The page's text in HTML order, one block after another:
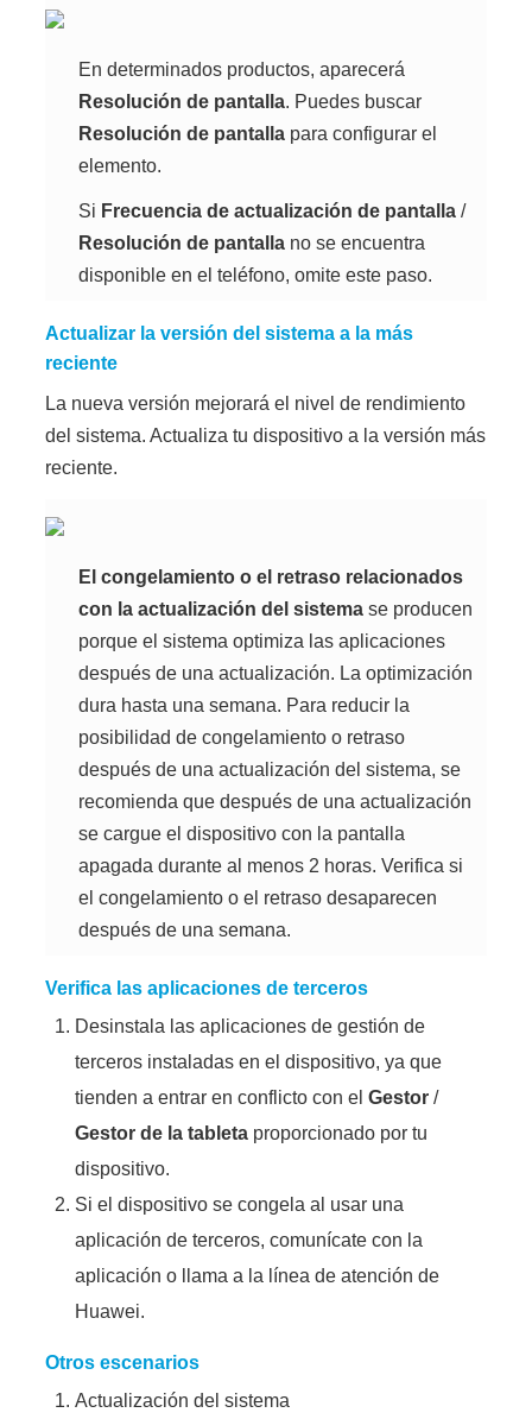
En determinados productos, aparecerá
Resolución de pantalla. Puedes buscar
Resolución de pantalla para configurar el
elemento.
Si Frecuencia de actualización de pantalla /
Resolución de pantalla no se encuentra
disponible en el teléfono, omite este paso.
Actualizar la versión del sistema a la más
reciente
La nueva versión mejorará el nivel de rendimiento
del sistema. Actualiza tu dispositivo a la versión más
reciente.
El congelamiento o el retraso relacionados
con la actualización del sistema se producen
porque el sistema optimiza las aplicaciones
después de una actualización. La optimización
dura hasta una semana. Para reducir la
posibilidad de congelamiento o retraso
después de una actualización del sistema, se
recomienda que después de una actualización
se cargue el dispositivo con la pantalla
apagada durante al menos 2 horas. Verifica si
el congelamiento o el retraso desaparecen
después de una semana.
Verifica las aplicaciones de terceros
Desinstala las aplicaciones de gestión de
terceros instaladas en el dispositivo, ya que
tienden a entrar en conflicto con elGestor /
Gestor de la tableta proporcionado por tu
dispositivo.
Si el dispositivo se congela al usar una
aplicación de terceros, comunícate con la
aplicación o llama a la línea de atención de
Huawei.
Otros escenarios
Actualización del sistema